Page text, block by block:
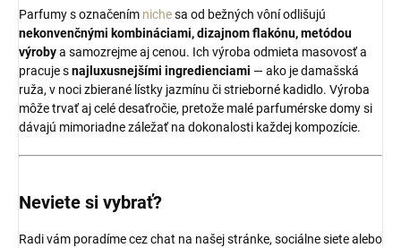
Parfumy s označením nichesa od bežných vôní odlišujú
nekonvenčnými kombináciami, dizajnom flakónu, metódou
výrobya samozrejme aj cenou. Ich výroba odmieta masovosť a
pracuje snajluxusnejšími ingredienciami — ako je damašská
ruža, v noci zbierané lístky jazmínu či strieborné kadidlo. Výroba
môže trvať aj celé desaťročie, pretože malé parfumérske domy si
dávajú mimoriadne záležať na dokonalosti každej kompozície.
Neviete si vybrať?
Radi vám poradíme cez chat na našej stránke, sociálne siete alebo